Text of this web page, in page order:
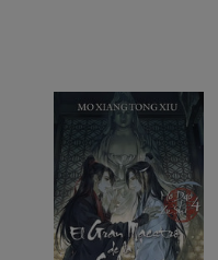
CULTIVACION
DEMONIACA
NOVELA